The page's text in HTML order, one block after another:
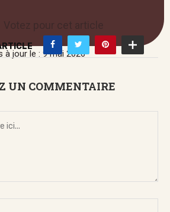
à jour le : 9 mai 2026
Votez pour cet article
UN COMMENTAIRE